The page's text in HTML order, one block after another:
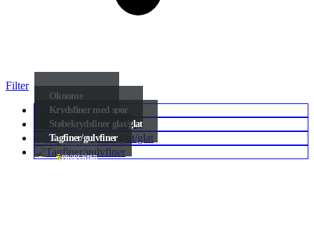
Filter
Okoume
PRODUKTER
Krydsfiner med spor
1 PRODUKTER
Støbekrydsfiner glat/glat
4PRODUKTER
Tagfiner/gulvfiner
7PRODUKTER